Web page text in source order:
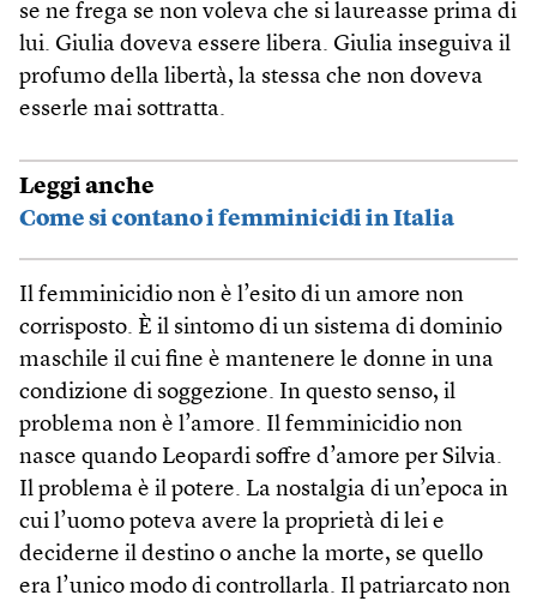
se ne frega se non voleva che si laureasse prima di
lui. Giulia doveva essere libera. Giulia inseguiva il
profumo della libertà, la stessa che non doveva
esserle mai sottratta.
Leggi anche
Come si contano i femminicidi in Italia
Il femminicidio non è l’esito di un amore non
corrisposto. È il sintomo di un sistema di dominio
maschile il cui fine è mantenere le donne in una
condizione di soggezione. In questo senso, il
problema non è l’amore. Il femminicidio non
nasce quando Leopardi soffre d’amore per Silvia.
Il problema è il potere. La nostalgia di un’epoca in
cui l’uomo poteva avere la proprietà di lei e
deciderne il destino o anche la morte, se quello
era l’unico modo di controllarla. Il patriarcato non